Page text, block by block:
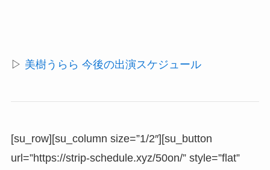
▷ 美樹うらら 今後の出演スケジュール
[su_row][su_column size=”1/2″][su_button
url=”https://strip-schedule.xyz/50on/” style=”flat”